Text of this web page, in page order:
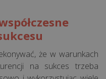
że w warunkach
na sukces trzeba